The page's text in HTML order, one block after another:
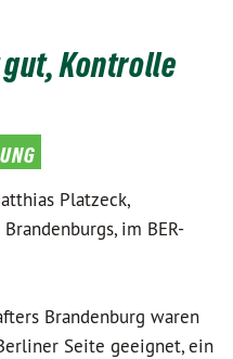
gut, Kontrolle
Platzeck,
im BER-
Brandenburg waren
Seite geeignet, ein